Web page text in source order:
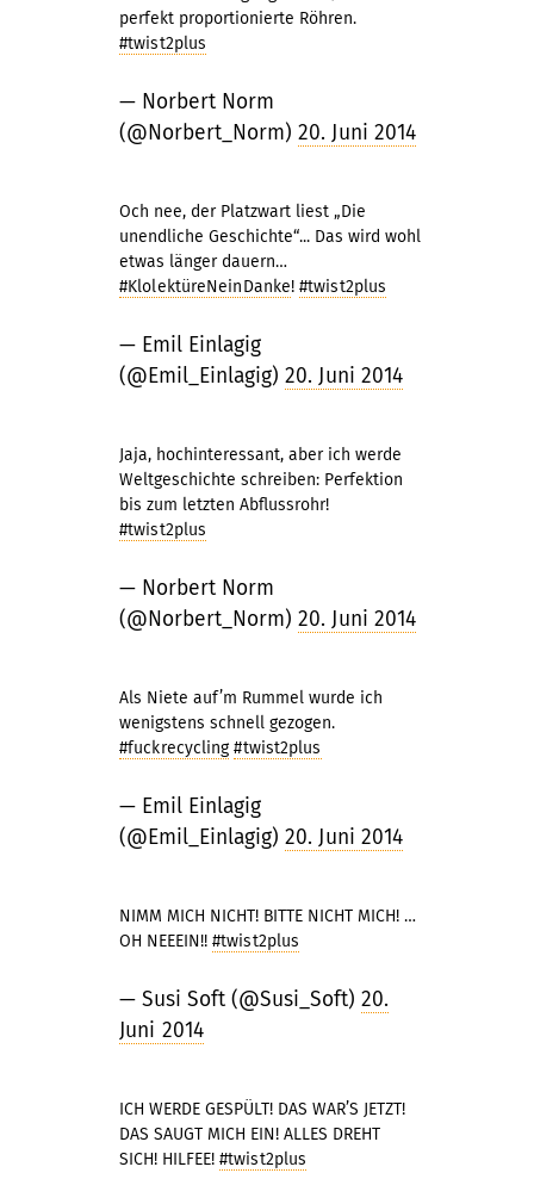
perfekt proportionierte Röhren.
#twist2plus
— Norbert Norm
(@Norbert_Norm) 20. Juni 2014
Och nee, der Platzwart liest „Die
unendliche Geschichte“... Das wird wohl
etwas länger dauern…
#KlolektüreNeinDanke! #twist2plus
— Emil Einlagig
(@Emil_Einlagig) 20. Juni 2014
Jaja, hochinteressant, aber ich werde
Weltgeschichte schreiben: Perfektion
bis zum letzten Abflussrohr!
#twist2plus
— Norbert Norm
(@Norbert_Norm) 20. Juni 2014
Als Niete auf’m Rummel wurde ich
wenigstens schnell gezogen.
#fuckrecycling #twist2plus
— Emil Einlagig
(@Emil_Einlagig) 20. Juni 2014
NIMM MICH NICHT! BITTE NICHT MICH! …
OH NEEEIN!! #twist2plus
— Susi Soft (@Susi_Soft) 20.
Juni 2014
ICH WERDE GESPÜLT! DAS WAR’S JETZT!
DAS SAUGT MICH EIN! ALLES DREHT
SICH! HILFEE! #twist2plus